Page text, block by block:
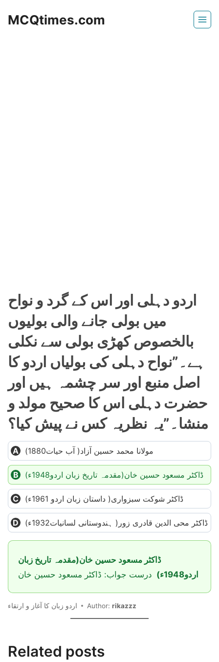
MCQtimes.com
اردو دہلی اور اس کے گرد و نواح
میں بولی جانے والی بولیوں
بالخصوص کھڑی بولی سے نکلی
ہے۔”نواح دہلی کی بولیاں اردو کا
اصل منبع اور سر چشمہ ہیں اور
حضرت دہلی اس کا صحیح مولد و
منشا۔”یہ نظریہ کس نے پیش کیا؟
مولانا محمد حسین آزاد( آب حیات1880)
ڈاکٹر مسعود حسین خان(مقدمہ تاریخ زبان اردو1948ء)
ڈاکٹر شوکت سبزواری( داستان زبان اردو 1961ء)
ڈاکٹر محی الدین قادری زور( ہندوستانی لسانیات1932ء)
ڈاکٹر مسعود حسین خان(مقدمہ تاریخ زبان
اردو1948ء)
درست جواب: ڈاکٹر مسعود حسین خان
اردو زبان کا آغاز و ارتقاء Author: rikazzz
Related posts